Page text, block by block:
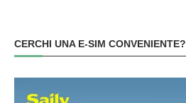
CERCHI UNA E-SIM CONVENIENTE?